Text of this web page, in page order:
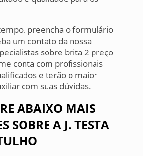
preencha o formulário
um contato da nossa
sobre brita 2 preço
conta com profissionais
e terão o maior
com suas dúvidas.
ABAIXO MAIS
SOBRE A J. TESTA